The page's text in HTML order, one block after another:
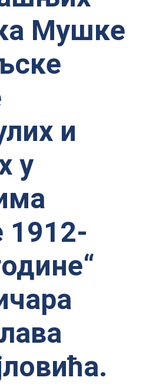
Мушке
и
у
1912-